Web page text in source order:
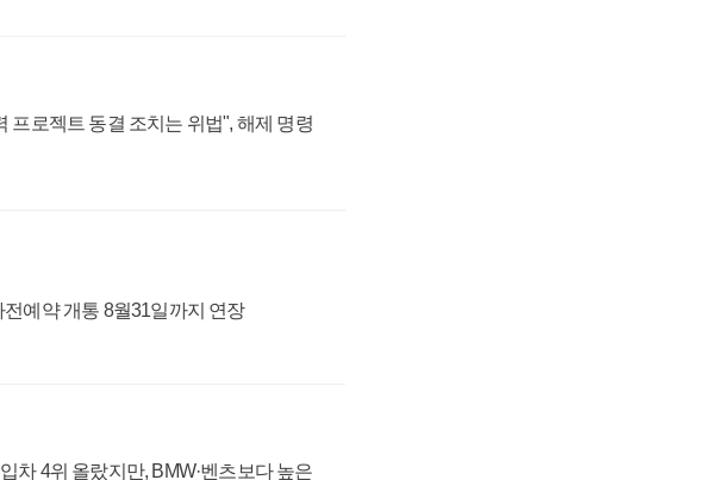
프로젝트 동결 조치는 위법", 해제 명령
예약 개통 8월31일까지 연장
차 4위 올랐지만, BMW·벤츠보다 높은